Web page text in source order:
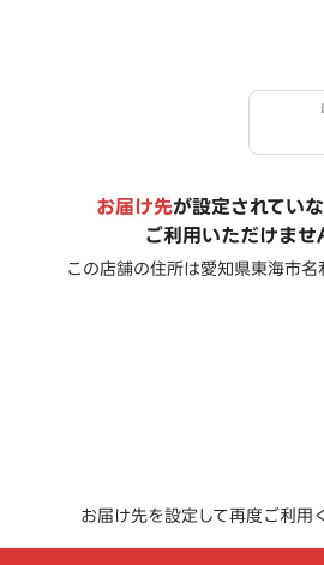
お届け先が設定されてい
ご利用いただけませ
この店舗の住所は愛知県東海市
お届け先を設定して再度ご利用